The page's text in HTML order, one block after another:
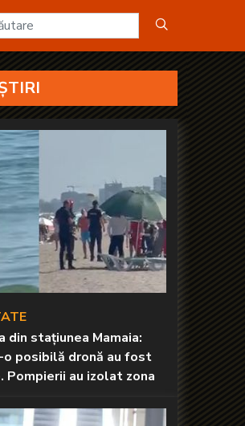
D2
din stațiunea Mamaia:
posibilă dronă au fost
Pompierii au izolat zona